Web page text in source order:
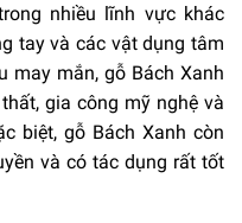
nhiều lĩnh vực khác
tay và các vật dụng tâm
may mắn, gỗ Bách Xanh
gia công mỹ nghệ và
biệt, gỗ Bách Xanh còn
và có tác dụng rất tốt